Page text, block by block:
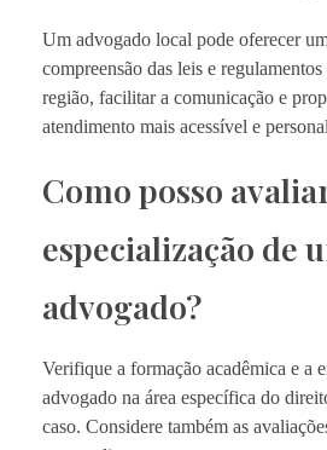
Um advogado local pode oferecer
compreensão das leis e
região, facilitar a comunicação e
atendimento mais acessível e
Como posso
especialização de
advogado?
Verifique a formação acadêmica e a
advogado na área específica do
caso. Considere também as